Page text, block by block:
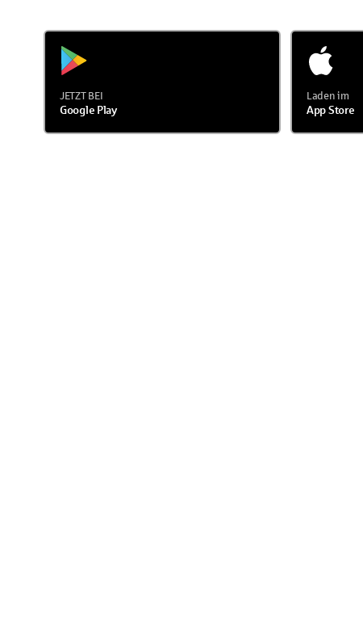
JETZT BEI
Google Play
Laden im
App Store